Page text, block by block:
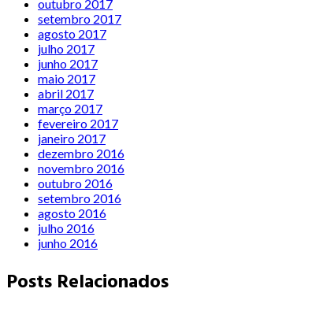
outubro 2017
setembro 2017
agosto 2017
julho 2017
junho 2017
maio 2017
abril 2017
março 2017
fevereiro 2017
janeiro 2017
dezembro 2016
novembro 2016
outubro 2016
setembro 2016
agosto 2016
julho 2016
junho 2016
Posts Relacionados